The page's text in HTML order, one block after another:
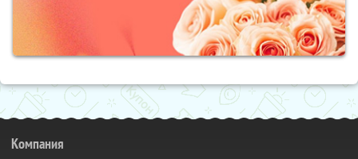
Компания